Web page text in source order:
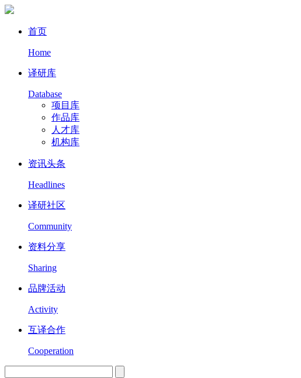
首页
Home
译研库
Database
项目库
作品库
人才库
机构库
资讯头条
Headlines
译研社区
Community
资料分享
Sharing
品牌活动
Activity
互译合作
Cooperation